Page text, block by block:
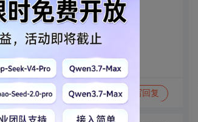
个
写回复